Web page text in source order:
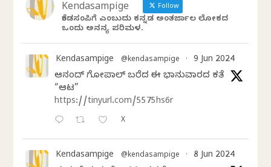
Kendasampige Follow
ಕೆಂಡಸಂಪಿಗೆ ಎಂಬುದು ಕನ್ನಡ ಅಂತರ್ಜಾಲ ಲೋಕದ
ಒಂದು ಅನನ್ಯ ಪರಿಮಳ.
Kendasampige @kendasampige · 9 Jun 2024
ಆನಂದ್‌ ಗೋಪಾಲ್‌ ಬರೆದ ಈ ಭಾನುವಾರದ ಕತೆ
“ಆಟ”
https://tinyurl.com/5575hs6r
X
Kendasampige @kendasampige · 8 Jun 2024